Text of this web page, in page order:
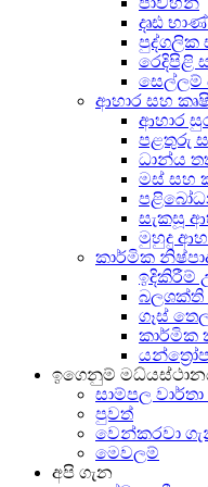
දෘඪ
පුද්ගලික
රෙදිපිළි
සෙල්ලම්
ආහාර සහ
ආහාර
පළතුරු
ධාන්ය
මස් සහ
සැකසූ
මුහුදු
කාර්මික
ඉදිකිරීම්
බලශක්ති
ගෑස්
කාර්මික
ඉගෙනුම්
සාම්පල
පුවත්
වෙන්කරවා
මෙවලම්
අපි ගැන